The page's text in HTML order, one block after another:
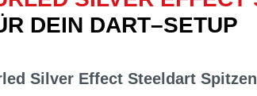
DEIN DART–SETUP
Silver Effect Steeldart